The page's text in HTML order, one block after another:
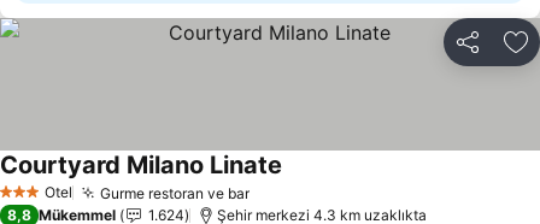
Paylaş
3 YıldızOtel Gurme restoran ve bar
Courtyard Milano Linate
8,8 Mükemmel 1.624 Şehir merkezi 4.3 km uzaklıkta